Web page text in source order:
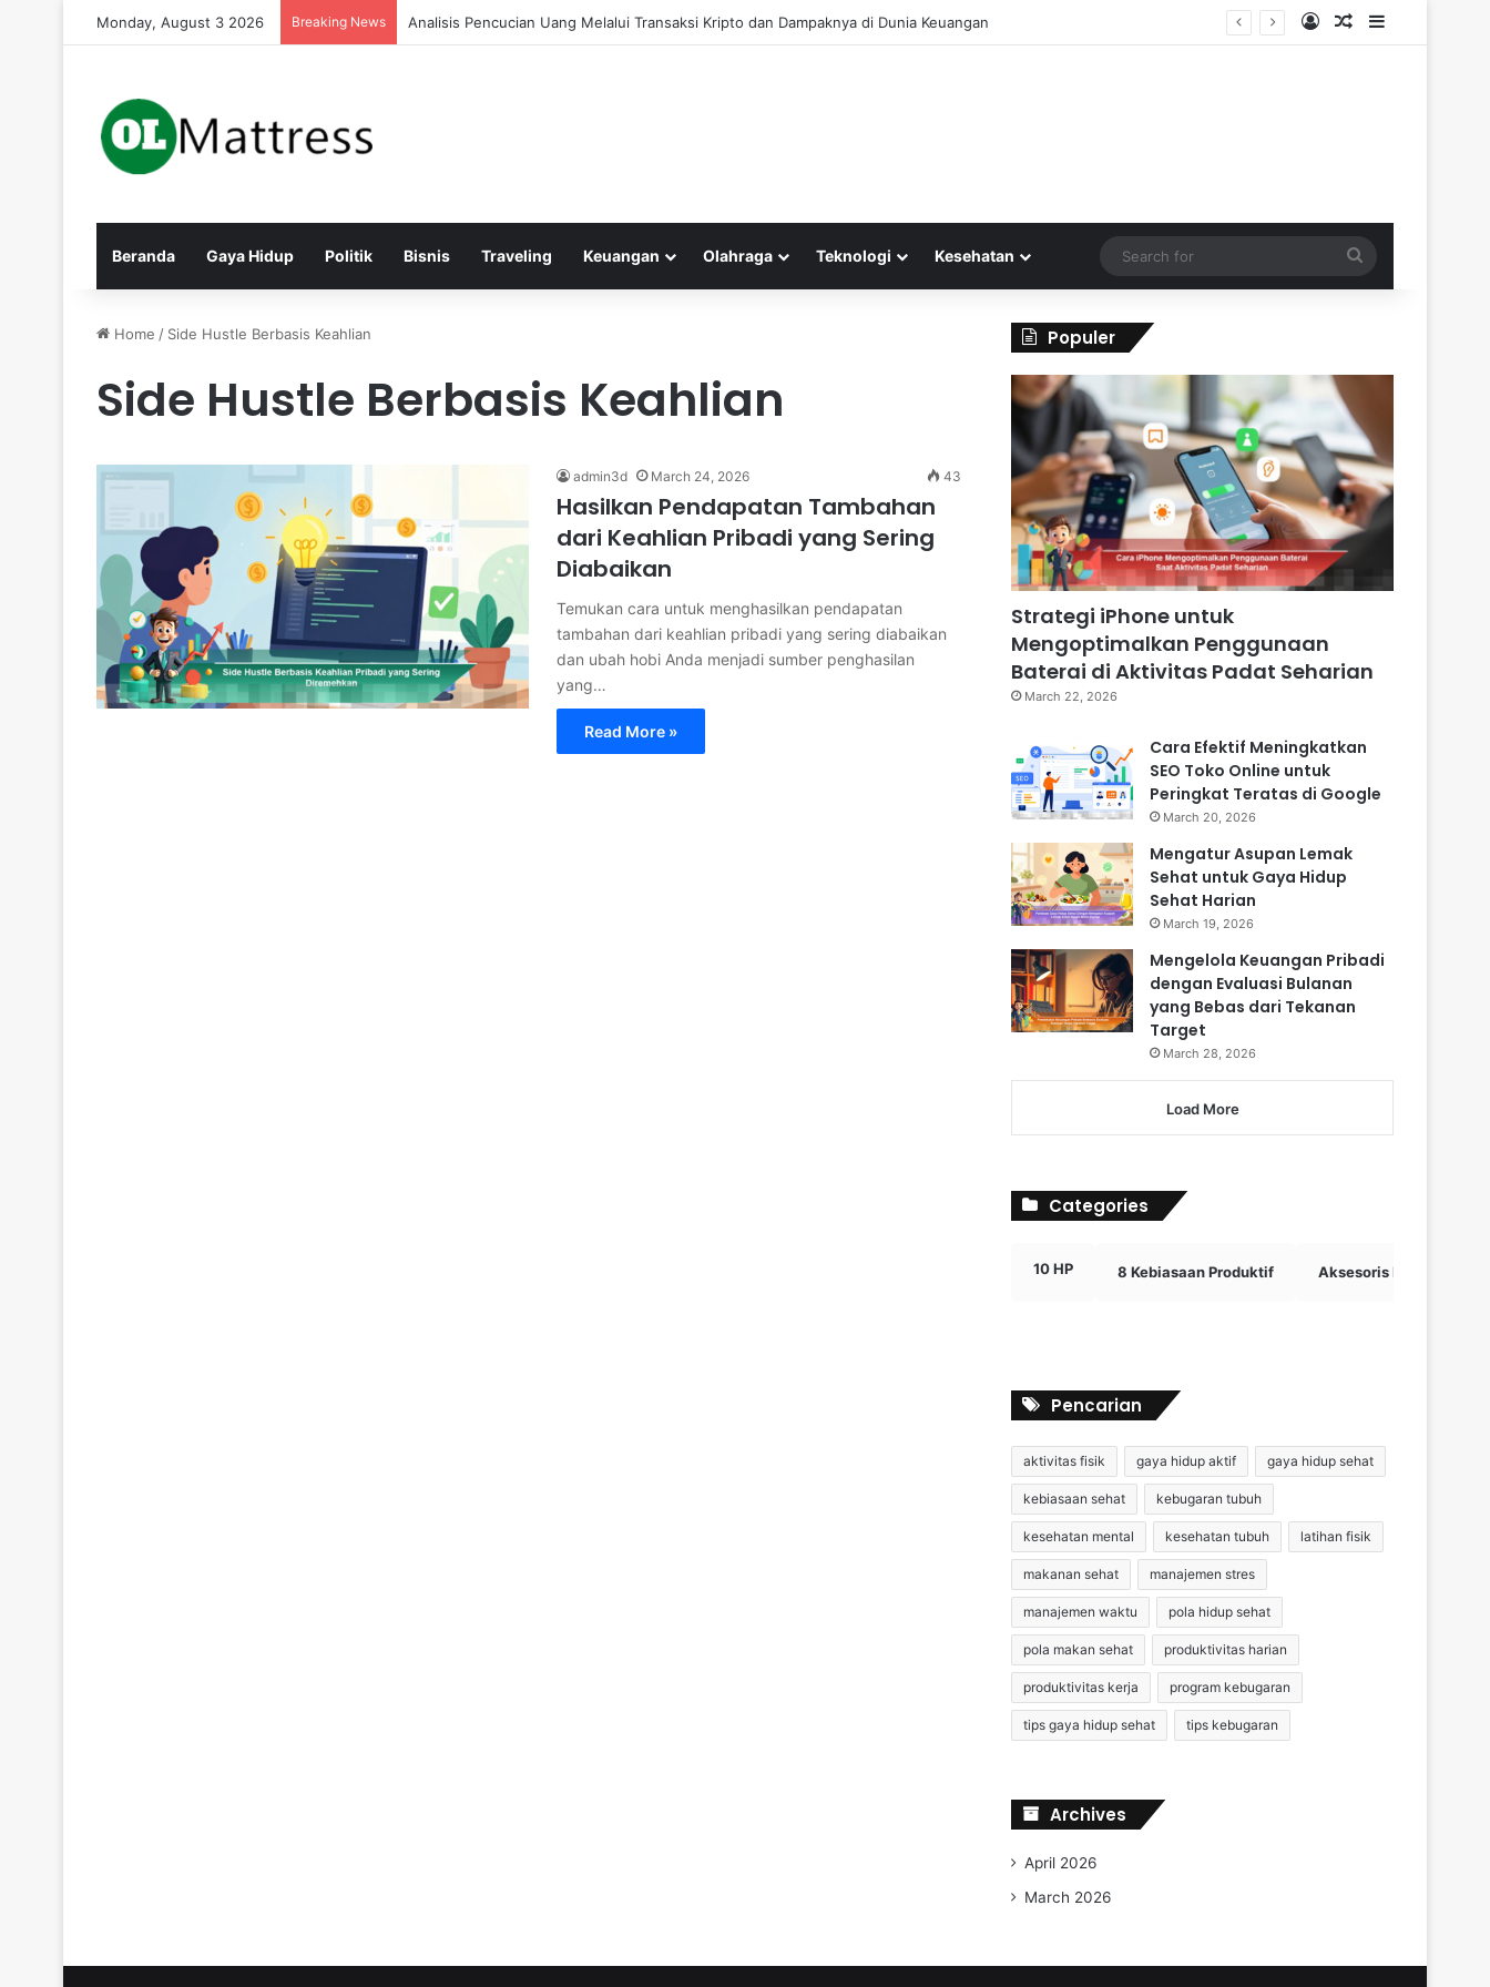
Monday, August 3 2026 Breaking News Analisis Pencucian Uang Melalui Transaksi Kripto dan Dampaknya di Dunia Keuangan Log InRandom Article
Sidebar
Beranda Gaya Hidup Politik Bisnis Traveling Keuangan Olahraga Teknologi Kesehatan
for
Home / Side Hustle Berbasis Keahlian
Side Hustle Berbasis Keahlian
admin3d March 24, 2026 43
Hasilkan Pendapatan Tambahan
dari Keahlian Pribadi yang Sering
Diabaikan
Temukan cara untuk menghasilkan pendapatan
tambahan dari keahlian pribadi yang sering diabaikan
dan ubah hobi Anda menjadi sumber penghasilan
yang…
Read More »
Populer
Strategi iPhone untuk
Mengoptimalkan Penggunaan
Baterai di Aktivitas Padat Seharian
March 22, 2026
Cara Efektif Meningkatkan
SEO Toko Online untuk
Peringkat Teratas di Google
March 20, 2026
Mengatur Asupan Lemak
Sehat untuk Gaya Hidup
Sehat Harian
March 19, 2026
Mengelola Keuangan Pribadi
dengan Evaluasi Bulanan
yang Bebas dari Tekanan
Target
March 28, 2026
Load More
Categories
10 HP 8 Kebiasaan Produktif Aksesoris Digital Efektif
Pencarian
aktivitas fisik gaya hidup aktif gaya hidup sehat
kebiasaan sehat kebugaran tubuh
kesehatan mental kesehatan tubuh latihan fisik
makanan sehat manajemen stres
manajemen waktu pola hidup sehat
pola makan sehat produktivitas harian
produktivitas kerja program kebugaran
tips gaya hidup sehat tips kebugaran
Archives
April 2026
March 2026